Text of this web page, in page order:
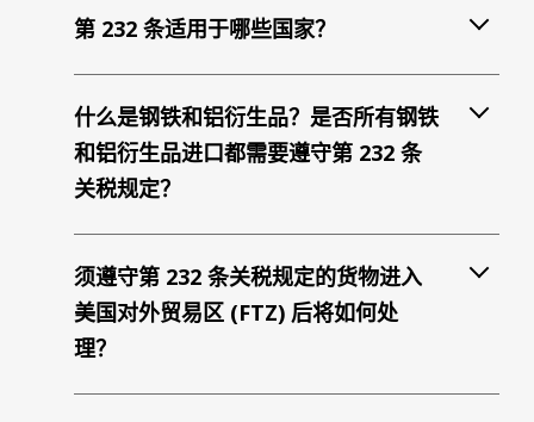
第 232 条适用于哪些国家？
什么是钢铁和铝衍生品？是否所有钢铁
和铝衍生品进口都需要遵守第 232 条
关税规定？
须遵守第 232 条关税规定的货物进入
美国对外贸易区 (FTZ) 后将如何处
理？